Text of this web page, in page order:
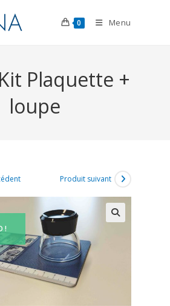
0 Menu
Plaquette +
loupe
!
Produit suivant